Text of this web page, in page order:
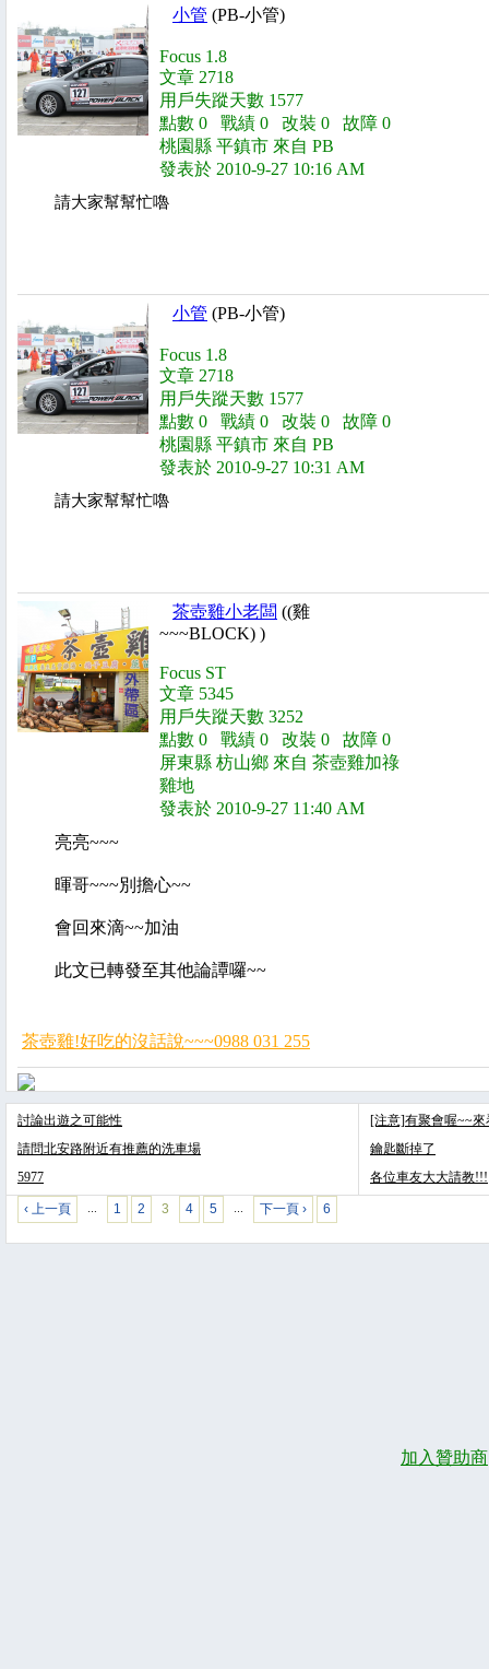
小管 (PB-小管)
Focus 1.8
文章 2718
用戶失蹤天數 1577
點數 0 戰績 0 改裝 0 故障 0
桃園縣 平鎮市 來自 PB
發表於 2010-9-27 10:16 AM
請大家幫幫忙嚕
小管 (PB-小管)
Focus 1.8
文章 2718
用戶失蹤天數 1577
點數 0 戰績 0 改裝 0 故障 0
桃園縣 平鎮市 來自 PB
發表於 2010-9-27 10:31 AM
請大家幫幫忙嚕
茶壺雞小老闆 ((雞
~~~BLOCK) )
Focus ST
文章 5345
用戶失蹤天數 3252
點數 0 戰績 0 改裝 0 故障 0
屏東縣 枋山鄉 來自 茶壺雞加祿
雞地
發表於 2010-9-27 11:40 AM
亮亮~~~
暉哥~~~別擔心~~
會回來滴~~加油
此文已轉發至其他論譚囉~~
茶壺雞!好吃的沒話說~~~0988 031 255
討論出遊之可能性
請問北安路附近有推薦的洗車場
5977
[注意]有聚會喔~~來
鑰匙斷掉了
各位車友大大請教!!!
‹ 上一頁 … 1 2 3 4 5 … 下一頁 › 6
加入贊助商